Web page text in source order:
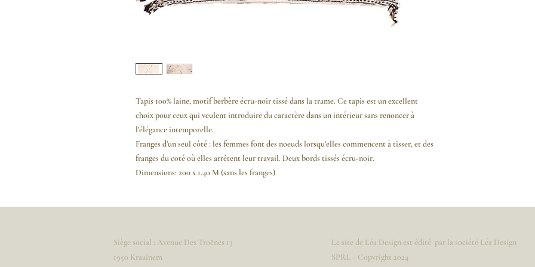
Tapis 100% laine, motif berbère écru-noir tissé dans la trame. Ce tapis est un excellent
choix pour ceux qui veulent introduire du caractère dans un intérieur sans renoncer à
l'élégance intemporelle.
Franges d’un seul côté : les femmes font des noeuds lorsqu'elles commencent à tisser, et des
franges du coté où elles arrêtent leur travail. Deux bords tissés écru-noir.
Dimensions: 200 x 1,40 M (sans les franges)
Siège social : Avenue Des Troënes 13
1950 Kraainem
Le site de Léa Design est édité par la société Léa Design
SPRL - Copyright 2024